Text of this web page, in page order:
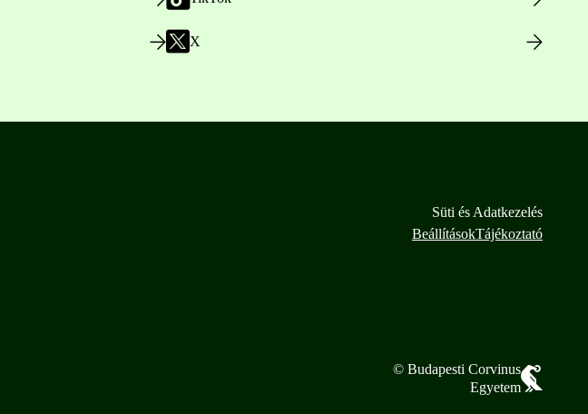
X
Süti és Adatkezelés
BeállításokTájékoztató
© Budapesti Corvinus
Egyetem